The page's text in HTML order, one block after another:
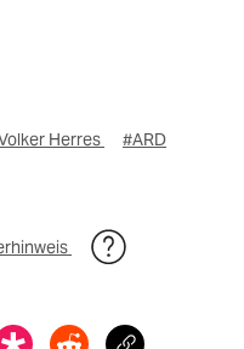
Herres
#ARD